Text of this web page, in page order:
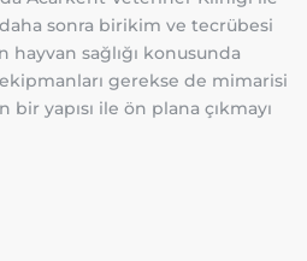
sonra birikim ve tecrübesi
sağlığı konusunda
gerekse de mimarisi
yapısı ile ön plana çıkmayı